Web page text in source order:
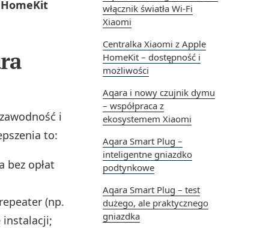
włącznik światła Wi-Fi
Xiaomi
Centralka Xiaomi z Apple
HomeKit – dostępność i
możliwości
Aqara i nowy czujnik dymu
– współpraca z
ekosystemem Xiaomi
Aqara Smart Plug –
inteligentne gniazdko
podtynkowe
Aqara Smart Plug – test
dużego, ale praktycznego
gniazdka
i
to:
bez opłat
(np.
instalacji;